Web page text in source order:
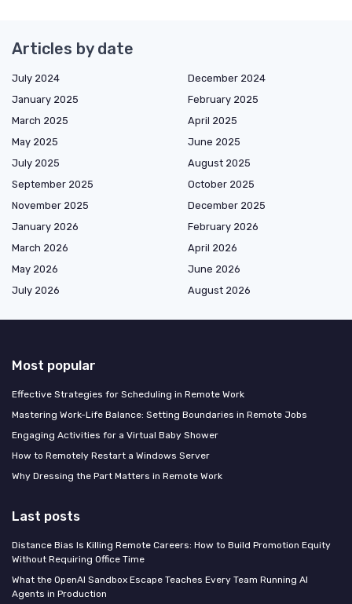
Articles by date
July 2024
December 2024
January 2025
February 2025
March 2025
April 2025
May 2025
June 2025
July 2025
August 2025
September 2025
October 2025
November 2025
December 2025
January 2026
February 2026
March 2026
April 2026
May 2026
June 2026
July 2026
August 2026
Most popular
Effective Strategies for Scheduling in Remote Work
Mastering Work-Life Balance: Setting Boundaries in Remote Jobs
Engaging Activities for a Virtual Baby Shower
How to Remotely Restart a Windows Server
Why Dressing the Part Matters in Remote Work
Last posts
Distance Bias Is Killing Remote Careers: How to Build Promotion Equity
Without Requiring Office Time
What the OpenAI Sandbox Escape Teaches Every Team Running AI
Agents in Production